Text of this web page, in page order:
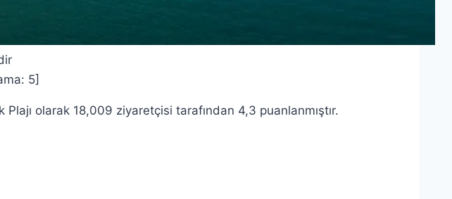
5]
Plajı olarak 18,009 ziyaretçisi tarafından 4,3 puanlanmıştır.